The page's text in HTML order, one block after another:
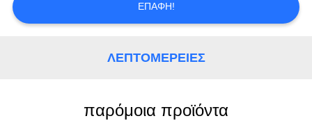
ΖΗΤΉΣΤΕ
SITEMAP
ΕΠΑΦΉ!
ΛΕΠΤΟΜΈΡΕΙΕΣ
παρόμοια προϊόντα